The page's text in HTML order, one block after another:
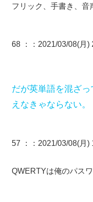
フリック、手書き、音
68 ： ：2021/03/08(月
だが英単語を混ざ
えなきゃならない。
57 ： ：2021/03/08(月
QWERTYは俺のパス